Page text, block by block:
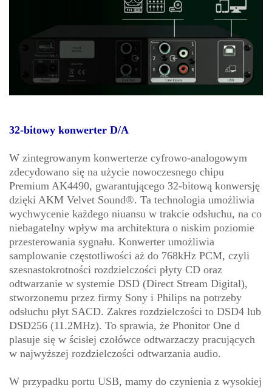
32-bitowy konwerter D/A
W zintegrowanym konwerterze cyfrowo-analogowym
zdecydowano się na użycie nowoczesnego chipu
Premium AK4490, gwarantującego 32-bitową konwersję
dzięki AKM Velvet Sound®. Ta technologia umożliwia
wychwycenie każdego niuansu w trakcie odsłuchu, na co
niebagatelny wpływ ma architektura o niskim poziomie
przesterowania sygnału. Konwerter umożliwia
samplowanie częstotliwości aż do 768kHz PCM, czyli
szesnastokrotności rozdzielczości płyty CD oraz
odtwarzanie w systemie DSD (Direct Stream Digital),
stworzonemu przez firmy Sony i Philips na potrzeby
odsłuchu płyt SACD. Zakres rozdzielczości to DSD4 lub
DSD256 (11.2MHz). To sprawia, że Phonitor One d
plasuje się w ścisłej czołówce odtwarzaczy pracujących
w najwyższej rozdzielczości odtwarzania audio.
W przypadku portu USB, mamy do czynienia z wysokiej